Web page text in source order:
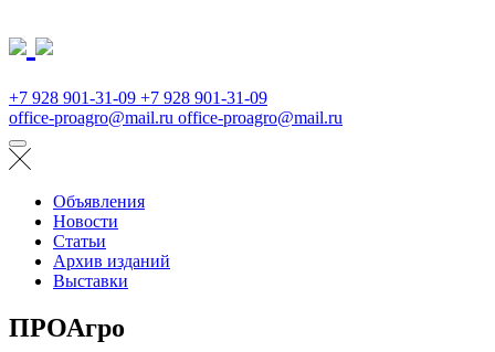
+7 928 901-31-09 +7 928 901-31-09
office-proagro@mail.ru office-proagro@mail.ru
Объявления
Новости
Статьи
Архив изданий
Выставки
ПРОАгро